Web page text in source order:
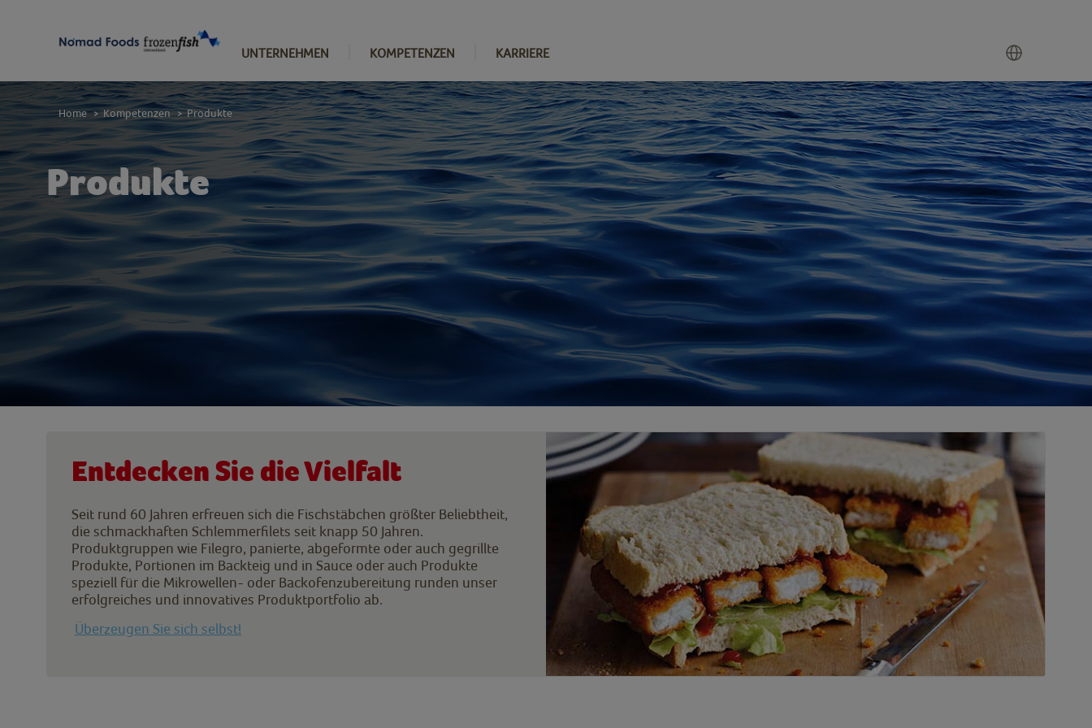
UNTERNEHMEN KOMPETENZEN KARRIERE
Produkte
Home > Kompetenzen > Produkte
Entdecken Sie die Vielfalt
Seit rund 60 Jahren erfreuen sich die Fischstäbchen größter Beliebtheit,
die schmackhaften Schlemmerfilets seit knapp 50 Jahren.
Produktgruppen wie Filegro, panierte, abgeformte oder auch gegrillte
Produkte, Portionen im Backteig und in Sauce oder auch Produkte
speziell für die Mikrowellen- oder Backofenzubereitung runden unser
erfolgreiches und innovatives Produktportfolio ab.
Überzeugen Sie sich selbst!